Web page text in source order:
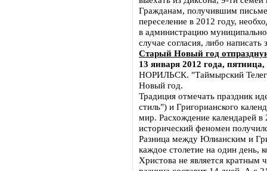
Гражданам, получившим
переселение в 2012 году,
в администрацию
случае согласия, либо написать
Старый Новый год
13 января 2012 года, пятница,
НОРИЛЬСК. "Таймырский
Новый год.
Традиция отмечать праздник
стиль") и Григорианского
мир. Расхождение календарей в
исторический феномен
Разница между Юлианским и
каждое столетие на один день,
Христова не является кратным